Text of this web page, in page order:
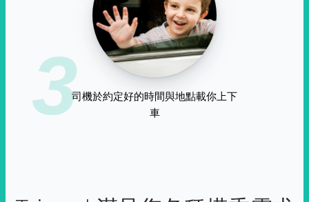
3司機於約定好的時間與地點載你上下
車